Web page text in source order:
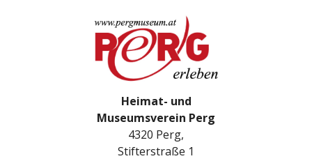
Heimat- und
Museumsverein Perg
4320 Perg,
Stifterstraße 1